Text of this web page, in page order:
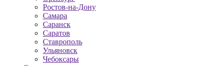
Ростов-на-Дону
Самара
Саранск
Саратов
Ставрополь
Ульяновск
Чебоксары